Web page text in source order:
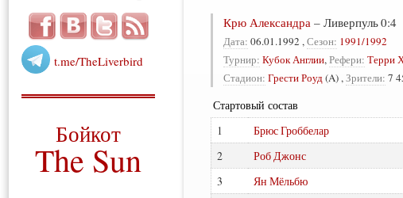
t.me/TheLiverbird
Бойкот
The Sun
Крю Александра– Ливерпуль0:4
Дата: 06.01.1992 ,Сезон: 1991/1992
Турнир: Кубок Англии,Рефери: Терри
Стадион: Грести Роуд(A),Зрители: 7
Стартовый состав
1
Брюс Гроббелар
2
Роб Джонс
3
Ян Мёльбю